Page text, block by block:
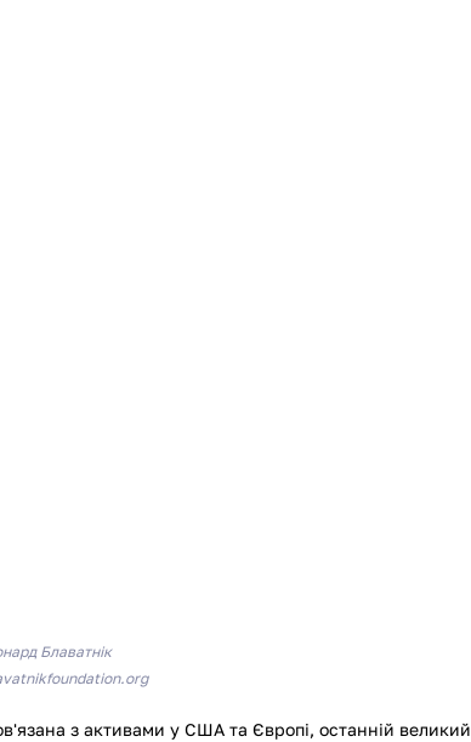
Блаватнік
з активами у США та Європі, останній великий